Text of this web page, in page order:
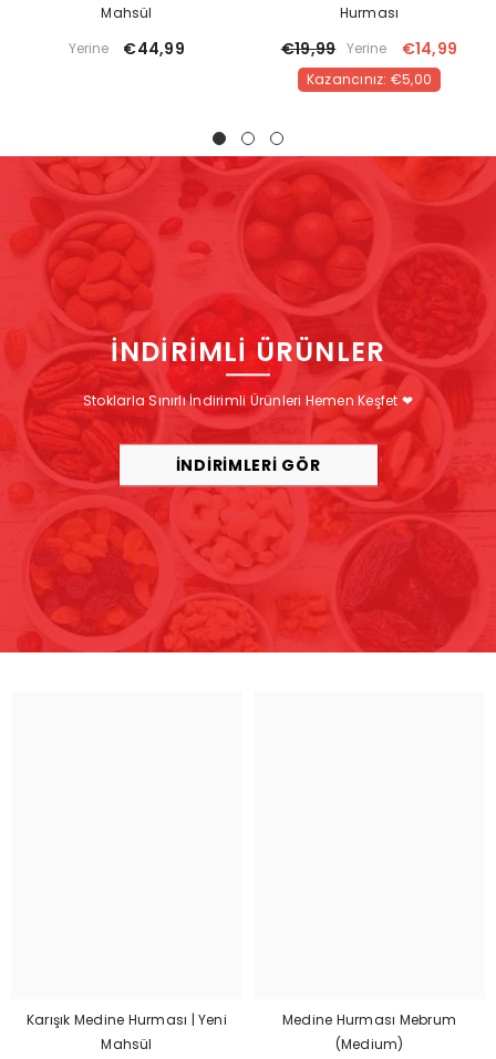
Mahsül
Yerine
€44,99
Hurması
€19,99 Yerine €14,99
Kazancınız: €5,00
İNDİRİMLİ ÜRÜNLER
Stoklarla Sınırlı İndirimli Ürünleri Hemen Keşfet ❤
İNDİRİMLERİ GÖR
Karışık Medine Hurması | Yeni
Mahsül
Medine Hurması Mebrum
(medium)